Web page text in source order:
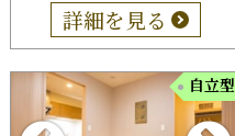
詳細を見る
自立型